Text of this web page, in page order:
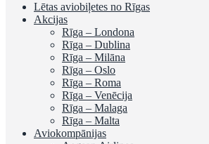
Lētas aviobiļetes no Rīgas
Akcijas
Rīga – Londona
Rīga – Dublina
Rīga – Milāna
Rīga – Oslo
Rīga – Roma
Rīga – Venēcija
Rīga – Malaga
Rīga – Malta
Aviokompānijas